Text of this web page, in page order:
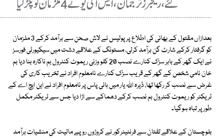
بعدازاں مقتول کے بھائی کی اطلاع پر پولیس نے لاش صحن سے برآمد کرکے 3 ملزمان
کو گرفتار کرکے شارٹ گن برآمد کرلی، مستونگ کے علاقے دشت میں سیکیورٹی فورسز
نے ایک گھر کے باہر سڑک کنارے نصب 20 کلو وزنی ریموٹ کنٹرول بم ناکارہ بنا دیا بم
خان نامی شخص کے گھر کے قریب سڑک کنارے نامعلوم افراد نے تخریب کاری کی
غرض سے نصب کر رکھا تھا، ڈیرہ اﷲ یار میں بائی پاس پر نامعلوم افراد نے این ایچ اے کے
ٹریکٹر کو ریموٹ کنٹرول بم نصب کرکے دھماکے سے اڑا دیا جس سے ٹریکٹر مکمل
طور پر تباہ ہوگیا۔
بلوچستان کے علاقے تفتان سے فرنٹیئرکور نے کروڑوں روپے مالیت کی منشیات برآمد